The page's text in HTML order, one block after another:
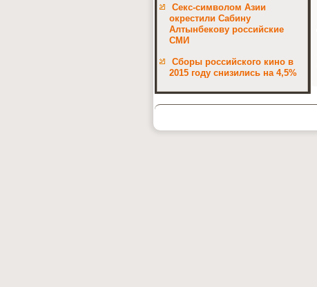
Секс-символом Азии
окрестили Сабину
Алтынбекову российские
СМИ
Сборы российского кино в
2015 году снизились на 4,5%